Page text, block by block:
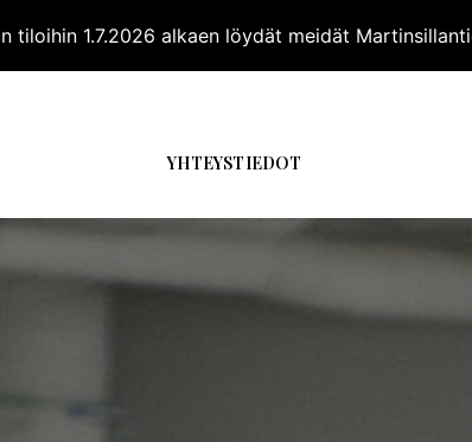
tiloihin 1.7.2026 alkaen löydät meidät
MUUT
YHTEYSTIEDOT